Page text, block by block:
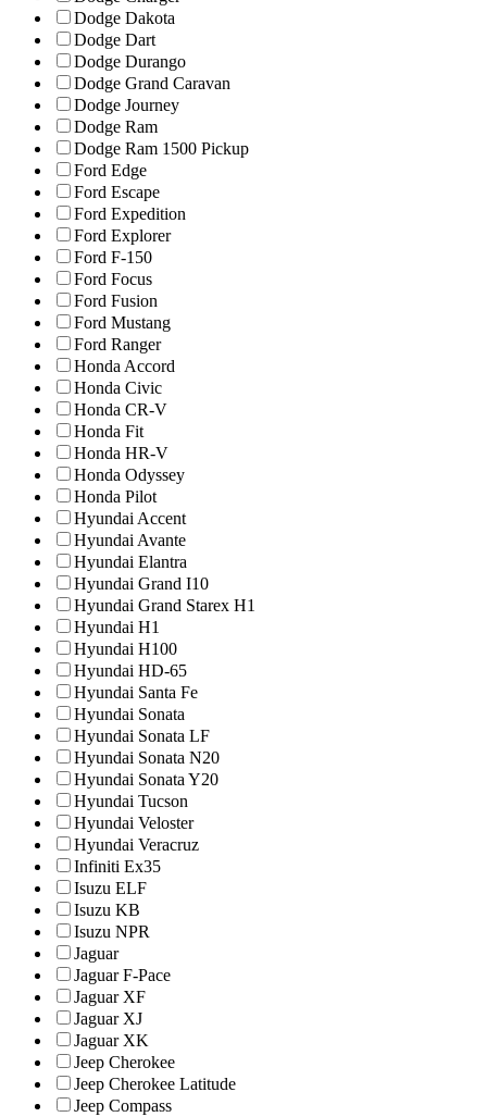
Dodge Dakota
Dodge Dart
Dodge Durango
Dodge Grand Caravan
Dodge Journey
Dodge Ram
Dodge Ram 1500 Pickup
Ford Edge
Ford Escape
Ford Expedition
Ford Explorer
Ford F-150
Ford Focus
Ford Fusion
Ford Mustang
Ford Ranger
Honda Accord
Honda Civic
Honda CR-V
Honda Fit
Honda HR-V
Honda Odyssey
Honda Pilot
Hyundai Accent
Hyundai Avante
Hyundai Elantra
Hyundai Grand I10
Hyundai Grand Starex H1
Hyundai H1
Hyundai H100
Hyundai HD-65
Hyundai Santa Fe
Hyundai Sonata
Hyundai Sonata LF
Hyundai Sonata N20
Hyundai Sonata Y20
Hyundai Tucson
Hyundai Veloster
Hyundai Veracruz
Infiniti Ex35
Isuzu ELF
Isuzu KB
Isuzu NPR
Jaguar
Jaguar F-Pace
Jaguar XF
Jaguar XJ
Jaguar XK
Jeep Cherokee
Jeep Cherokee Latitude
Jeep Compass